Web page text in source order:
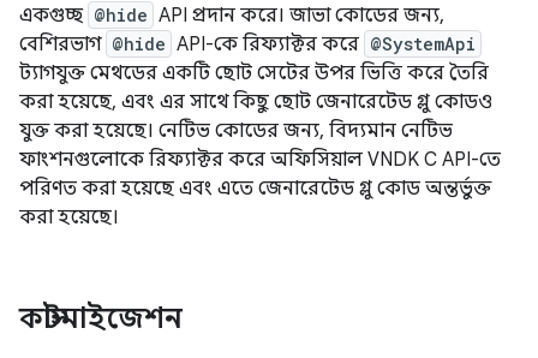
একগুচ্ছ @hide API প্রদান করে। জাভা কোডের জন্য,
বেশিরভাগ @hide API-কে রিফ্যাক্টর করে @SystemApi
ট্যাগযুক্ত মেথডের একটি ছোট সেটের উপর ভিত্তি করে তৈরি
করা হয়েছে, এবং এর সাথে কিছু ছোট জেনারেটেড গ্লু কোডও
যুক্ত করা হয়েছে। নেটিভ কোডের জন্য, বিদ্যমান নেটিভ
ফাংশনগুলোকে রিফ্যাক্টর করে অফিসিয়াল VNDK C API-তে
পরিণত করা হয়েছে এবং এতে জেনারেটেড গ্লু কোড অন্তর্ভুক্ত
করা হয়েছে।
কাস্টমাইজেশন